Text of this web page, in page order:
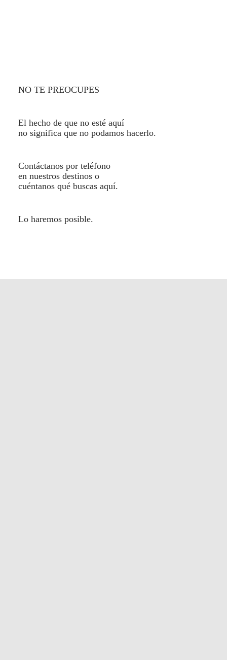
NO TE PREOCUPES
El hecho de que no esté aquí
no significa que no podamos hacerlo.
Contáctanos por teléfono
en nuestros destinos o
cuéntanos qué buscas aquí.
Lo haremos posible.